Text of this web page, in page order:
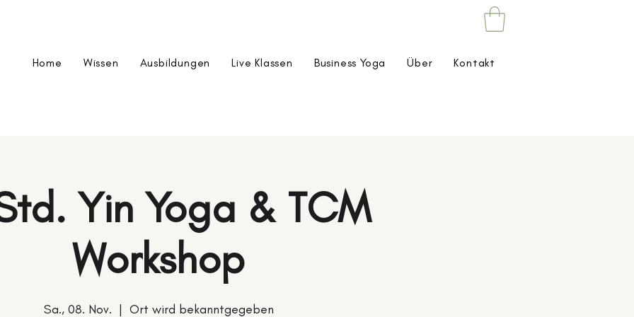
Home Wissen Ausbildungen Live Klassen Business Yoga Über Kontakt
Yin Yoga & TCM
Workshop
Sa., 08. Nov.
  |
Ort wird bekanntgegeben